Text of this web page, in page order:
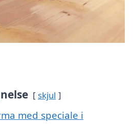
skjul
med speciale i